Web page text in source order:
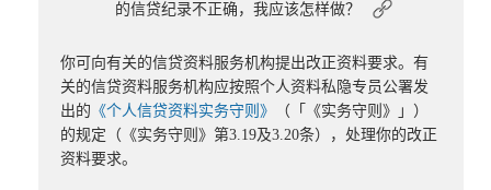
的信贷纪录不正确，我应该怎样做？
你可向有关的信贷资料服务机构提出改正资料要求。有
关的信贷资料服务机构应按照个人资料私隐专员公署发
出的 《个人信贷资料实务守则》
（「《实务守则》」）
的规定（《实务守则》第3.19及3.20条），处理你的改正
资料要求。